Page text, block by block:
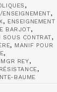
,
ENSEIGNEMENT,
, ENSEIGNEMENT
BARJOT,
SOUS CONTRAT,
, MANIF POUR
,
MGR REY,
RÉSISTANCE,
BAUME